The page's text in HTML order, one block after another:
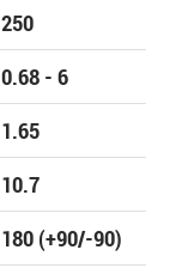
250
0.68 - 6
1.65
10.7
180 (+90/-90)